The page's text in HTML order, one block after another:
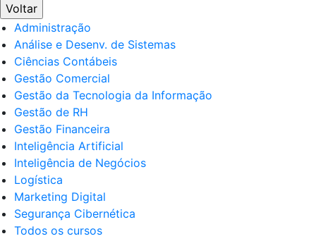
Voltar
Administração
Análise e Desenv. de Sistemas
Ciências Contábeis
Gestão Comercial
Gestão da Tecnologia da Informação
Gestão de RH
Gestão Financeira
Inteligência Artificial
Inteligência de Negócios
Logística
Marketing Digital
Segurança Cibernética
Todos os cursos